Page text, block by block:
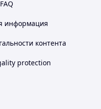
информация
контента
protection